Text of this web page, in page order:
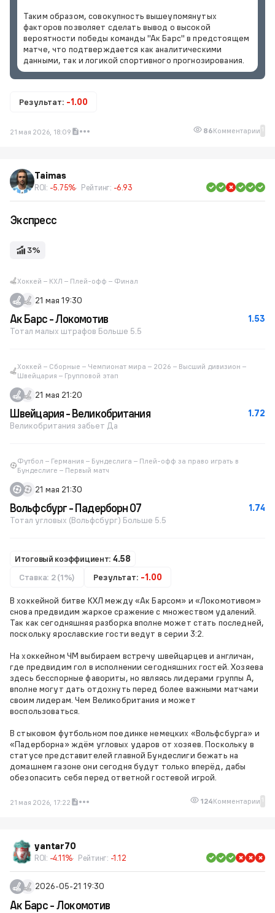
Таким образом, совокупность вышеупомянутых
факторов позволяет сделать вывод о высокой
вероятности победы команды "Ак Барс" в предстоящем
матче, что подтверждается как аналитическими
данными, так и логикой спортивного прогнозирования.
Результат: -1.00
21 мая 2026, 18:09 86Комментарии 1
Taimas
ROI: -5.75% Рейтинг: -6.93
Экспресс
3%
Хоккей – КХЛ – Плей-офф – Финал
21 мая 19:30
1.53
Ак Барс - Локомотив
Тотал малых штрафов Больше 5.5
Хоккей – Сборные – Чемпионат мира – 2026 – Высший дивизион –
Швейцария – Групповой этап
21 мая 21:20
1.72
Швейцария - Великобритания
Великобритания забьет Да
Футбол – Германия – Бундеслига – Плей-офф за право играть в
Бундеслиге – Первый матч
21 мая 21:30
1.74
Вольфсбург - Падерборн 07
Тотал угловых (Вольфсбург) Больше 5.5
Итоговый коэффициент: 4.58
Ставка: 2 (1%)
Результат: -1.00
В хоккейной битве КХЛ между «Ак Барсом» и «Локомотивом»
снова предвидим жаркое сражение с множеством удалений.
Так как сегодняшняя разборка вполне может стать последней,
поскольку ярославские гости ведут в серии 3:2.
На хоккейном ЧМ выбираем встречу швейцарцев и англичан,
где предвидим гол в исполнении сегодняшних гостей. Хозяева
здесь бесспорные фавориты, но являясь лидерами группы А,
вполне могут дать отдохнуть перед более важными матчами
своим лидерам. Чем Великобритания и может
воспользоваться.
В стыковом футбольном поединке немецких «Вольфсбурга» и
«Падерборна» ждём угловых ударов от хозяев. Поскольку в
статусе представителей главной Бундеслиги бежать на
домашнем газоне они сегодня будут только вперёд, дабы
обезопасить себя перед ответной гостевой игрой.
21 мая 2026, 17:22 124Комментарии 1
yantar70
ROI: -4.11% Рейтинг: -1.12
2026-05-21 19:30
Ак Барс - Локомотив